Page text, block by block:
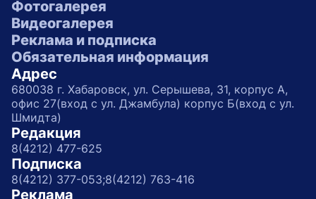
Фотогалерея
Видеогалерея
Реклама и подписка
Обязательная информация
Адрес
680038 г. Хабаровск, ул. Серышева, 31, корпус А,
офис 27(вход с ул. Джамбула) корпус Б(вход с ул.
Шмидта)
Редакция
8(4212) 477-625
Подписка
8(4212) 377-053;8(4212) 763-416
Реклама